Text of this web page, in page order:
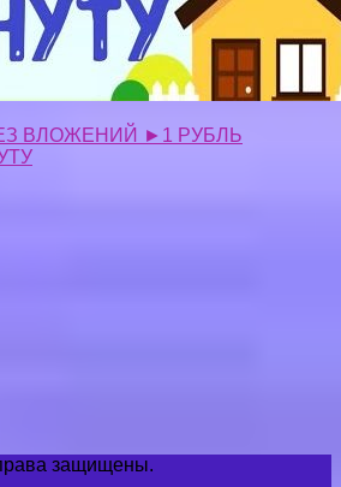
ВЛОЖЕНИЙ ►1 РУБЛЬ
защищены.